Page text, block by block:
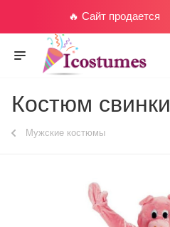
🔥 Сайт продается
Костюм свинки
Мужские костюмы